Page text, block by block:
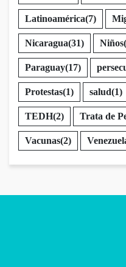
Latinoamérica(7)
Nicaragua(31) Niños
Paraguay(17)
Protestas(1) salud(1)
TEDH(2) Trata de
Vacunas(2)